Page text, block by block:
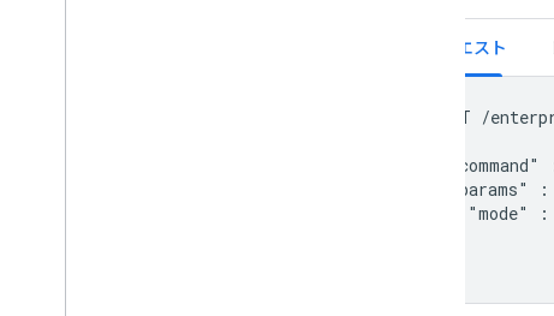
リクエスト
POST /
"command"
"params" :
"mode" :